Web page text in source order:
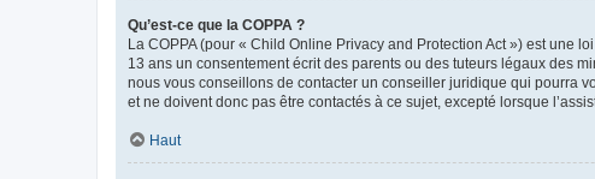
Qu’est-ce que la COPPA ?
La COPPA (pour « Child Online Privacy and Protection Act ») est une
13 ans un consentement écrit des parents ou des tuteurs légaux des
nous vous conseillons de contacter un conseiller juridique qui pourra
et ne doivent donc pas être contactés à ce sujet, excepté lorsque
Haut